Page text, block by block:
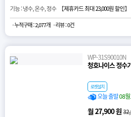
기능 : 냉수, 온수, 정수 【제휴카드 최대 23,000원 할인】
· 누적구매 : 2,077개 · 리뷰 : 0건
WP-31S90010N
청호나이스 정수
로켓설치
오늘 출발08
월 27,900 원